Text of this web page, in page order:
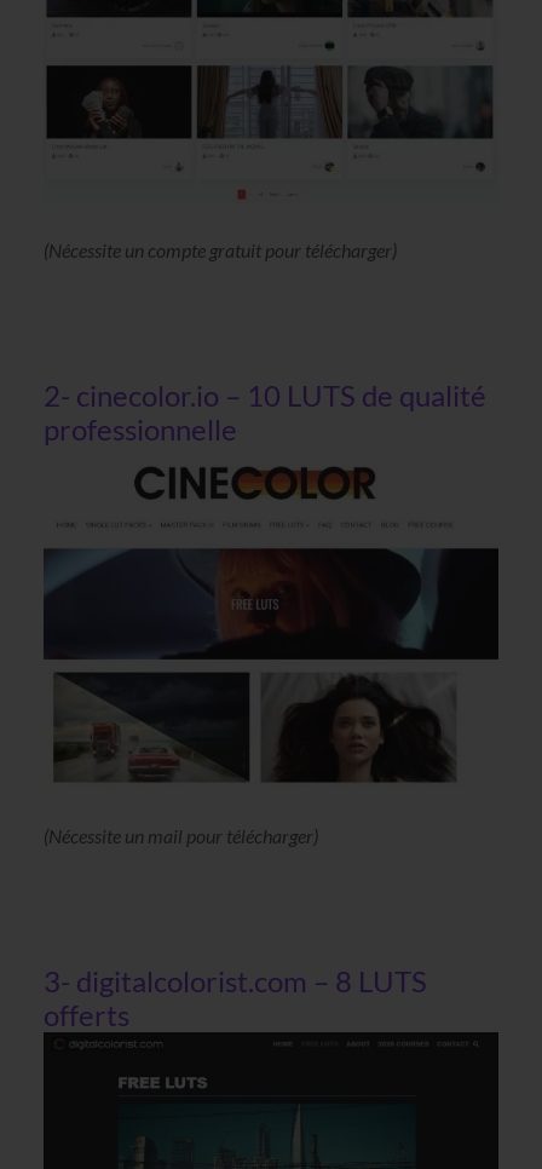
(Nécessite un compte gratuit pour télécharger)
2- cinecolor.io – 10 LUTS de qualité
professionnelle
(Nécessite un mail pour télécharger)
3- digitalcolorist.com – 8 LUTS
offerts